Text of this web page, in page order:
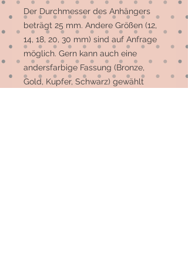
Der Durchmesser des Anhängers
beträgt 25 mm. Andere Größen (12,
14, 18, 20, 30 mm) sind auf Anfrage
möglich. Gern kann auch eine
andersfarbige Fassung (Bronze,
Gold, Kupfer, Schwarz) gewählt